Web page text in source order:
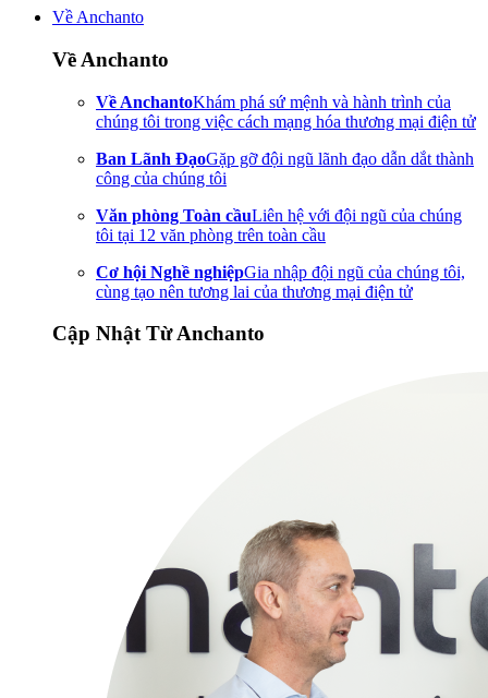
Về Anchanto
Về Anchanto
Về AnchantoKhám phá sứ mệnh và hành trình của
chúng tôi trong việc cách mạng hóa thương mại điện tử
Ban Lãnh ĐạoGặp gỡ đội ngũ lãnh đạo dẫn dắt thành
công của chúng tôi
Văn phòng Toàn cầuLiên hệ với đội ngũ của chúng
tôi tại 12 văn phòng trên toàn cầu
Cơ hội Nghề nghiệpGia nhập đội ngũ của chúng tôi,
cùng tạo nên tương lai của thương mại điện tử
Cập Nhật Từ Anchanto